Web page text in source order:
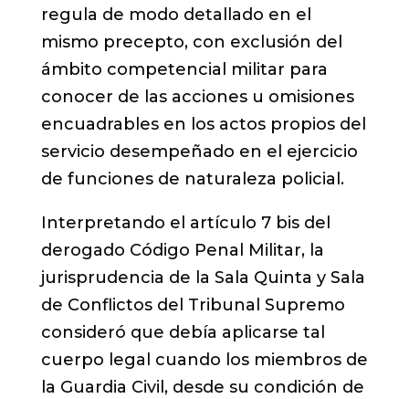
regula de modo detallado en el
mismo precepto, con exclusión del
ámbito competencial militar para
conocer de las acciones u omisiones
encuadrables en los actos propios del
servicio desempeñado en el ejercicio
de funciones de naturaleza policial.
Interpretando el artículo 7 bis del
derogado Código Penal Militar, la
jurisprudencia de la Sala Quinta y Sala
de Conflictos del Tribunal Supremo
consideró que debía aplicarse tal
cuerpo legal cuando los miembros de
la Guardia Civil, desde su condición de